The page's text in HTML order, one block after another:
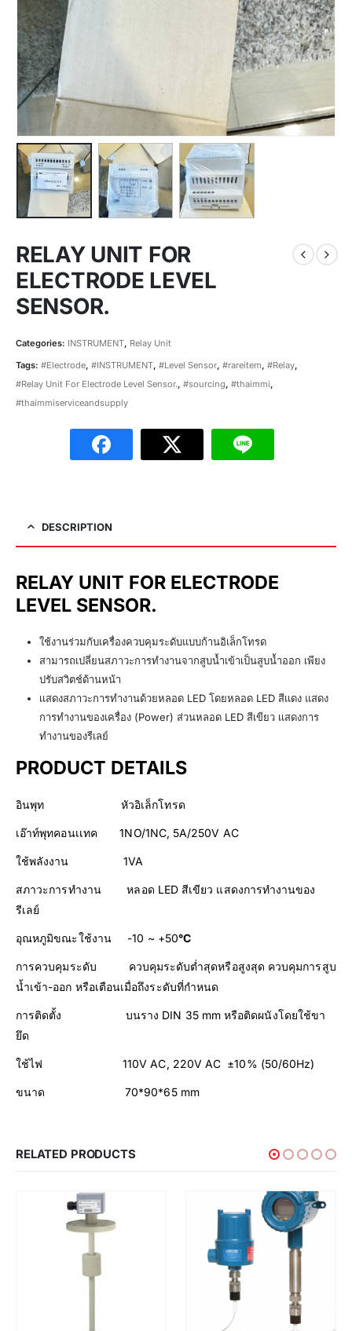
RELAY UNIT FOR
ELECTRODE LEVEL
SENSOR.
Categories: INSTRUMENT, Relay Unit
Tags: #Electrode, #INSTRUMENT, #Level Sensor, #rareitem, #Relay,
#Relay Unit For Electrode Level Sensor., #sourcing, #thaimmi,
#thaimmiserviceandsupply
DESCRIPTION
RELAY UNIT FOR ELECTRODE
LEVEL SENSOR.
ใช้งานร่วมกับเครื่องควบคุมระดับแบบก้านอิเล็กโทรด
สามารถเปลี่ยนสภาวะการทำงานจากสูบน้ำเข้าเป็นสูบน้ำออก เพียง
ปรับสวิตช์ด้านหน้า
เเสดงสภาวะการทำงานด้วยหลอด LED โดยหลอด LED สีเเดง แสดง
การทำงานของเครื่อง (Power) ส่วนหลอด LED สีเขียว เเสดงการ
ทำงานของรีเลย์
PRODUCT DETAILS
อินพุท หัวอิเล็กโทรด
เอ๊าท์พุทคอนเเทค 1NO/1NC, 5A/250V AC
ใช้พลังงาน 1VA
สภาวะการทำงาน หลอด LED สีเขียว แสดงการทำงานของ
รีเลย์
อุณหภูมิขณะใช้งาน -10 ~ +50°C
การควบคุมระดับ ควบคุมระดับต่ำสุดหรือสูงสุด ควบคุมการสูบ
น้ำเข้า-ออก หรือเตือนเมื่อถึงระดับที่กำหนด
การติดตั้ง บนราง DIN 35 mm หรือติดผนังโดยใช้ขา
ยึด
ใช้ไฟ 110V AC, 220V AC ±10% (50/60Hz)
ขนาด 70*90*65 mm
RELATED PRODUCTS